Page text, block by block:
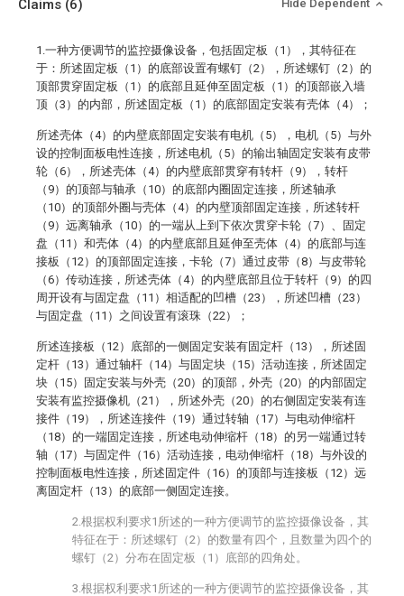
Claims (6) Hide Dependent
1.一种方便调节的监控摄像设备，包括固定板（1），其特征在
于：所述固定板（1）的底部设置有螺钉（2），所述螺钉（2）的
顶部贯穿固定板（1）的底部且延伸至固定板（1）的顶部嵌入墙
顶（3）的内部，所述固定板（1）的底部固定安装有壳体（4）；
所述壳体（4）的内壁底部固定安装有电机（5），电机（5）与外
设的控制面板电性连接，所述电机（5）的输出轴固定安装有皮带
轮（6），所述壳体（4）的内壁底部贯穿有转杆（9），转杆
（9）的顶部与轴承（10）的底部内圈固定连接，所述轴承
（10）的顶部外圈与壳体（4）的内壁顶部固定连接，所述转杆
（9）远离轴承（10）的一端从上到下依次贯穿卡轮（7）、固定
盘（11）和壳体（4）的内壁底部且延伸至壳体（4）的底部与连
接板（12）的顶部固定连接，卡轮（7）通过皮带（8）与皮带轮
（6）传动连接，所述壳体（4）的内壁底部且位于转杆（9）的四
周开设有与固定盘（11）相适配的凹槽（23），所述凹槽（23）
与固定盘（11）之间设置有滚珠（22）；
所述连接板（12）底部的一侧固定安装有固定杆（13），所述固
定杆（13）通过轴杆（14）与固定块（15）活动连接，所述固定
块（15）固定安装与外壳（20）的顶部，外壳（20）的内部固定
安装有监控摄像机（21），所述外壳（20）的右侧固定安装有连
接件（19），所述连接件（19）通过转轴（17）与电动伸缩杆
（18）的一端固定连接，所述电动伸缩杆（18）的另一端通过转
轴（17）与固定件（16）活动连接，电动伸缩杆（18）与外设的
控制面板电性连接，所述固定件（16）的顶部与连接板（12）远
离固定杆（13）的底部一侧固定连接。
2.根据权利要求1所述的一种方便调节的监控摄像设备，其
特征在于：所述螺钉（2）的数量有四个，且数量为四个的
螺钉（2）分布在固定板（1）底部的四角处。
3.根据权利要求1所述的一种方便调节的监控摄像设备，其